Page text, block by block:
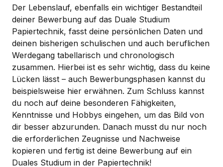
Der Lebenslauf, ebenfalls ein wichtiger Bestandteil
deiner Bewerbung auf das Duale Studium
Papiertechnik, fasst deine persönlichen Daten und
deinen bisherigen schulischen und auch beruflichen
Werdegang tabellarisch und chronologisch
zusammen. Hierbei ist es sehr wichtig, dass du keine
Lücken lässt – auch Bewerbungsphasen kannst du
beispielsweise hier erwähnen. Zum Schluss kannst
du noch auf deine besonderen Fähigkeiten,
Kenntnisse und Hobbys eingehen, um das Bild von
dir besser abzurunden. Danach musst du nur noch
die erforderlichen Zeugnisse und Nachweise
kopieren und fertig ist deine Bewerbung auf ein
Duales Studium in der Papiertechnik!